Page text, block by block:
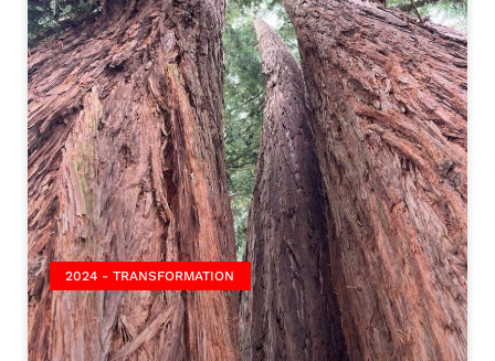
2024 - TRANSFORMATION